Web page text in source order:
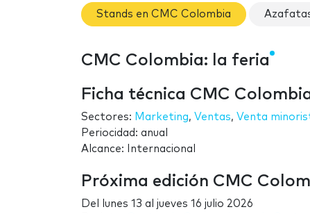
Stands en CMC Colombia
CMC Colombia: la feria
Ficha técnica CMC
Sectores: Marketing, Ventas, Venta
Periocidad: anual
Alcance: Internacional
Próxima edición CMC
Del lunes 13 al jueves 16 julio 2026